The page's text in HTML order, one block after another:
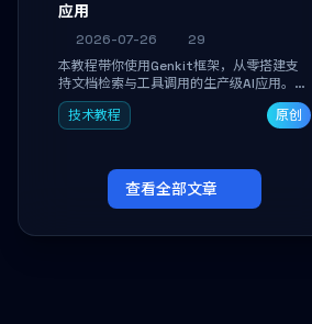
应用
2026-07-26
29
本教程带你使用Genkit框架，从零搭建支
持文档检索与工具调用的生产级AI应用。通
过环境配置、核心代码编写与调试避坑指
南，学完即可掌握多模型切换、RAG管道构
技术教程 原创
查看全部文章